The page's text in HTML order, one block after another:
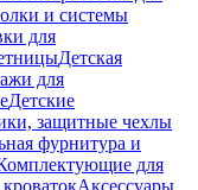
и системы
для
Детская
для
Детские
защитные чехлы
фурнитура и
для
Аксессуары